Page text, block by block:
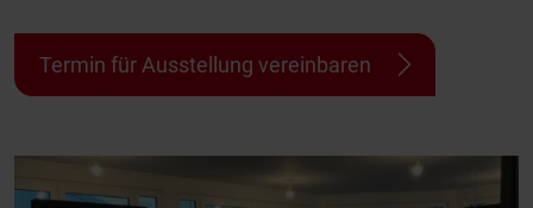
Termin für Ausstellung vereinbaren